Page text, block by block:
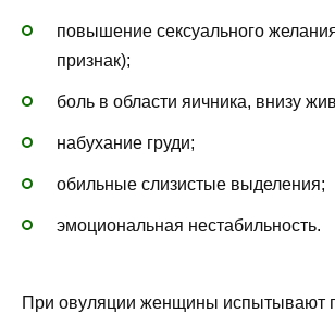
повышение сексуального
признак);
боль в области яичника, внизу
набухание груди;
обильные слизистые выделения;
эмоциональная нестабильность.
При овуляции женщины испытывают